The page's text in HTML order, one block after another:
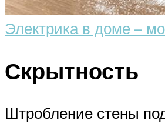
Электрика в доме –
Скрытность
Штробление стены